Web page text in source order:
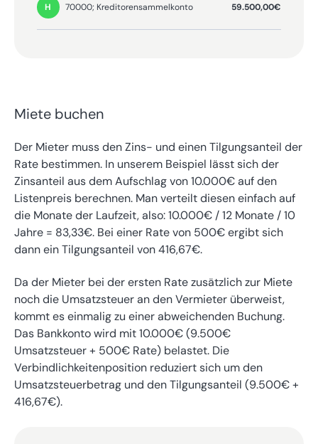
H 70000; Kreditorensammelkonto 59.500,00€
Miete buchen
Der Mieter muss den Zins- und einen Tilgungsanteil der
Rate bestimmen. In unserem Beispiel lässt sich der
Zinsanteil aus dem Aufschlag von 10.000€ auf den
Listenpreis berechnen. Man verteilt diesen einfach auf
die Monate der Laufzeit, also: 10.000€ / 12 Monate / 10
Jahre = 83,33€. Bei einer Rate von 500€ ergibt sich
dann ein Tilgungsanteil von 416,67€.
Da der Mieter bei der ersten Rate zusätzlich zur Miete
noch die Umsatzsteuer an den Vermieter überweist,
kommt es einmalig zu einer abweichenden Buchung.
Das Bankkonto wird mit 10.000€ (9.500€
Umsatzsteuer + 500€ Rate) belastet. Die
Verbindlichkeitenposition reduziert sich um den
Umsatzsteuerbetrag und den Tilgungsanteil (9.500€ +
416,67€).